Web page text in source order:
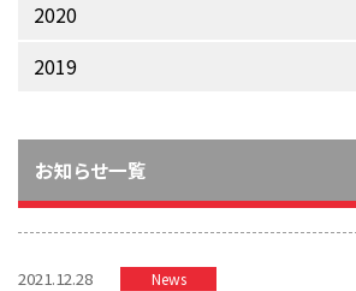
2020
2019
お知らせ一覧
2021.12.28 News